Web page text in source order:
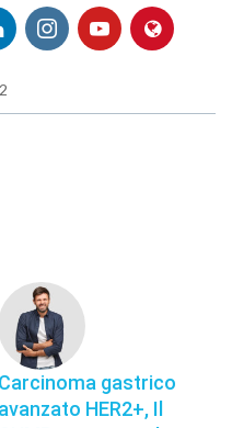
Carcinoma gastrico
avanzato HER2+, Il